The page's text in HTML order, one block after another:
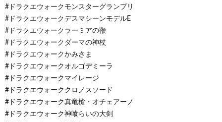
#ドラクエウォークモンスターグランプリ
#ドラクエウォークデスマシーンモデルE
#ドラクエウォークラーミアの鞭
#ドラクエウォークダーマの神杖
#ドラクエウォークかみさま
#ドラクエウォークオルゴデミーラ
#ドラクエウォークマイレージ
#ドラクエウォーククロノスソード
#ドラクエウォーク真竜槍・オチェアーノ
#ドラクエウォーク神喰らいの大剣